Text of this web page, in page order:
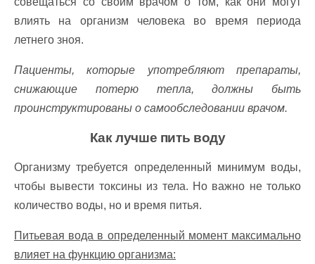
влиять на организм человека во время периода
летнего зноя.
Пациенты, которые употребляют препараты,
снижающие потерю тепла, должны быть
проинструктированы о самообследовании врачом.
Как лучше пить воду
Организму требуется определенный минимум воды,
чтобы вывести токсины из тела. Но важно не только
количество воды, но и время питья.
Питьевая вода в определенный момент максимально
влияет на функцию организма: